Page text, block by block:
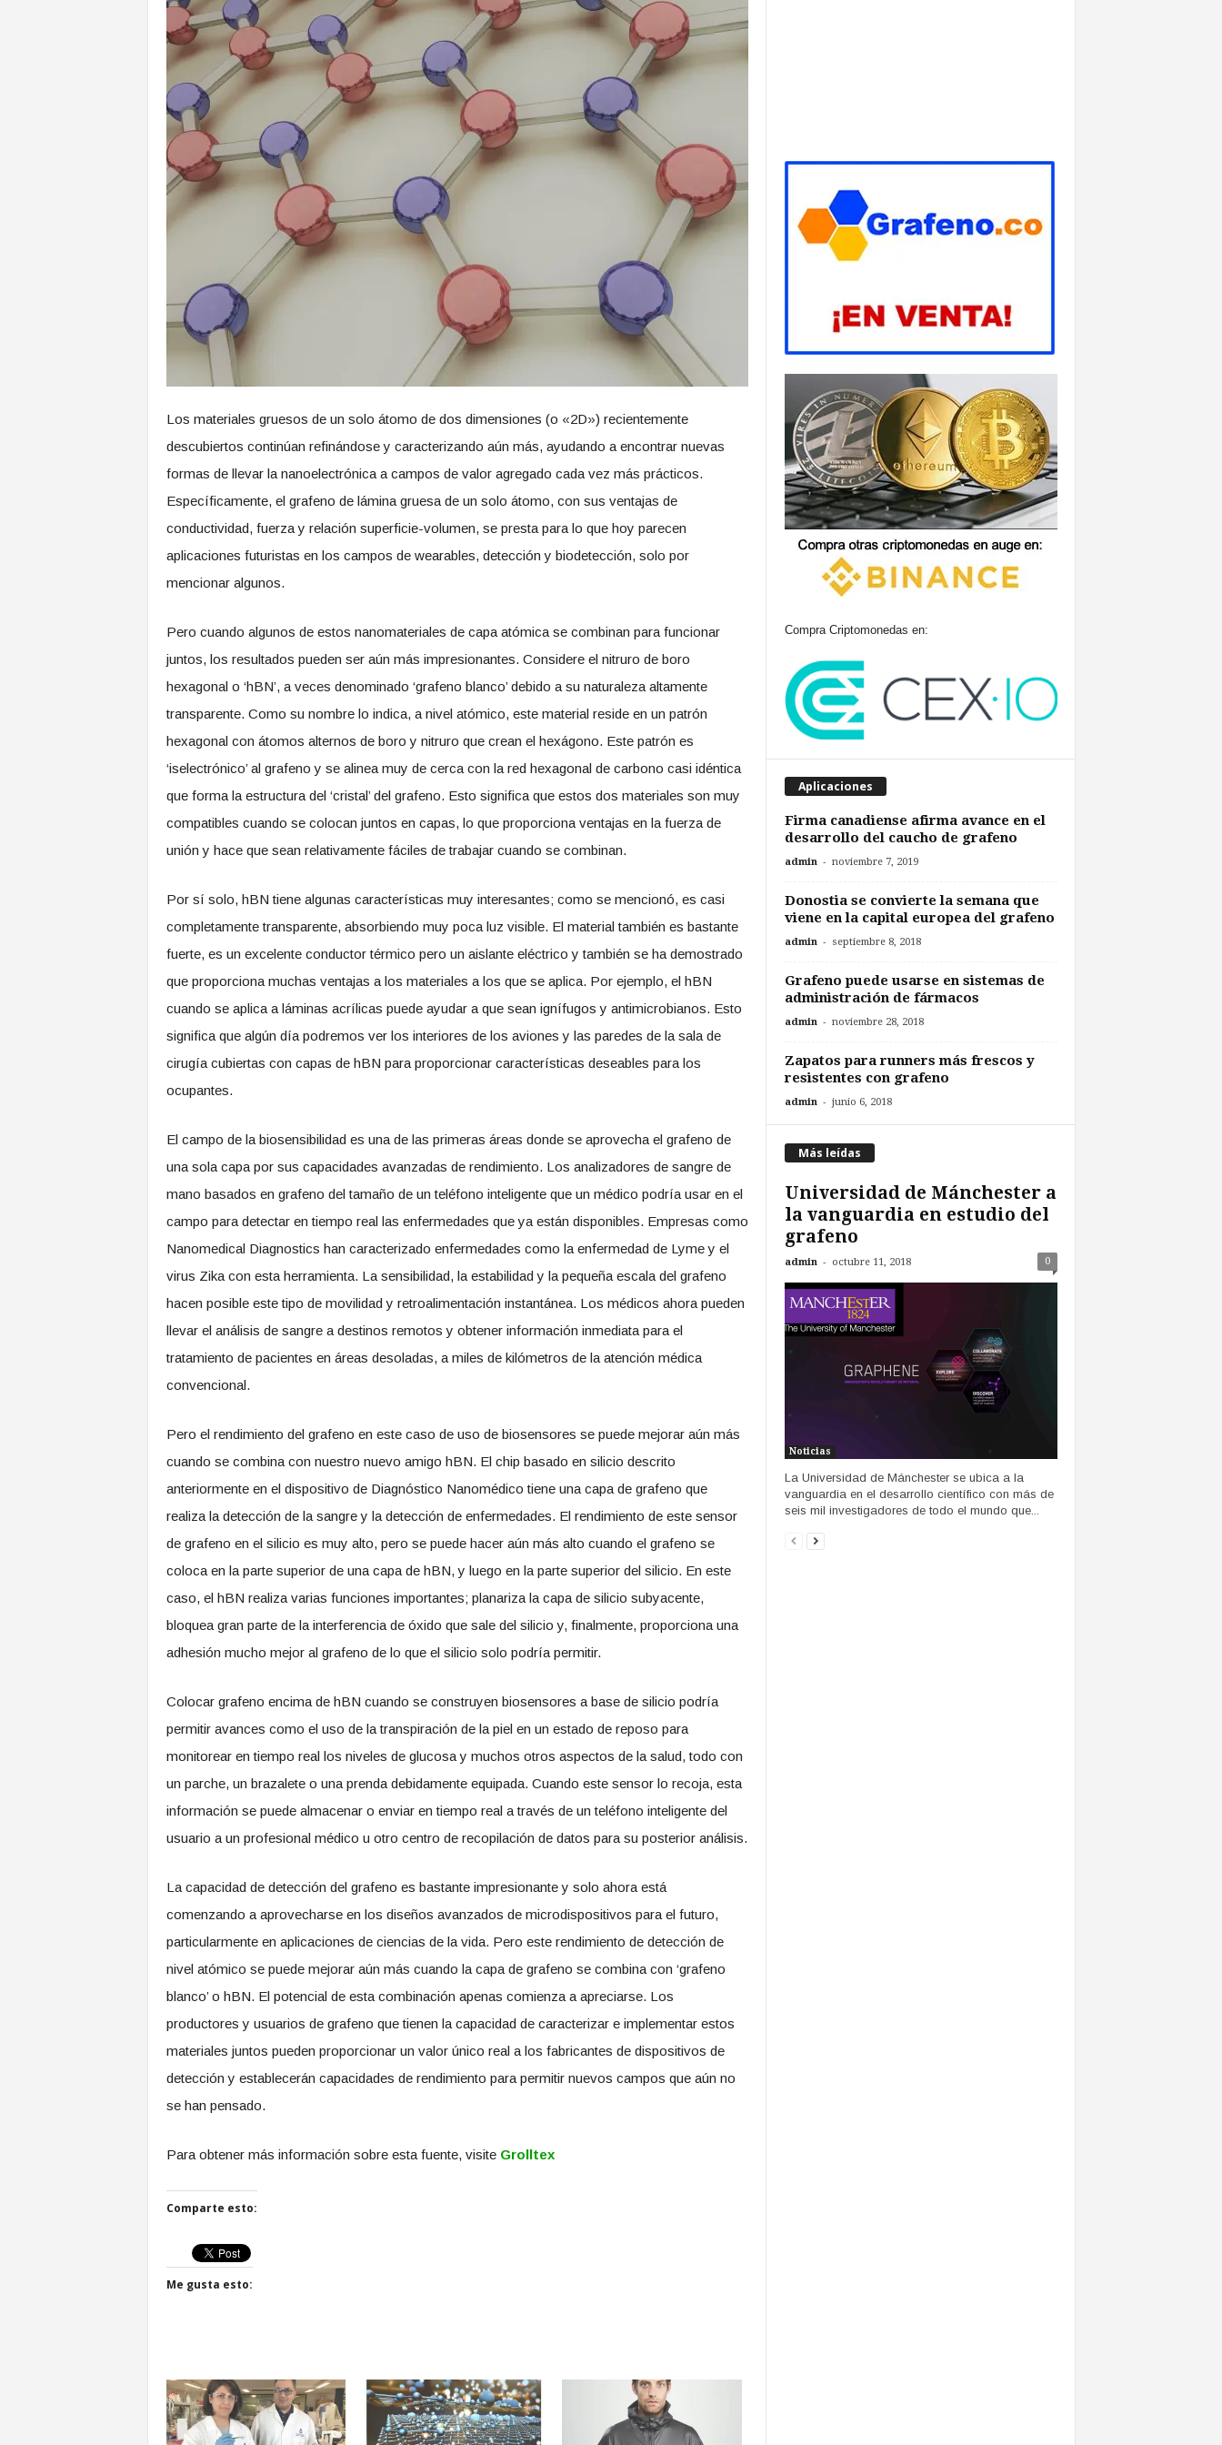
Los materiales gruesos de un solo átomo de dos dimensiones (o «2D») recientemente
descubiertos continúan refinándose y caracterizando aún más, ayudando a encontrar nuevas
formas de llevar la nanoelectrónica a campos de valor agregado cada vez más prácticos.
Específicamente, el grafeno de lámina gruesa de un solo átomo, con sus ventajas de
conductividad, fuerza y ​​relación superficie-volumen, se presta para lo que hoy parecen
aplicaciones futuristas en los campos de wearables, detección y biodetección, solo por
mencionar algunos.
Pero cuando algunos de estos nanomateriales de capa atómica se combinan para funcionar
juntos, los resultados pueden ser aún más impresionantes. Considere el nitruro de boro
hexagonal o ‘hBN’, a veces denominado ‘grafeno blanco’ debido a su naturaleza altamente
transparente. Como su nombre lo indica, a nivel atómico, este material reside en un patrón
hexagonal con átomos alternos de boro y nitruro que crean el hexágono. Este patrón es
‘iselectrónico’ al grafeno y se alinea muy de cerca con la red hexagonal de carbono casi idéntica
que forma la estructura del ‘cristal’ del grafeno. Esto significa que estos dos materiales son muy
compatibles cuando se colocan juntos en capas, lo que proporciona ventajas en la fuerza de
unión y hace que sean relativamente fáciles de trabajar cuando se combinan.
Por sí solo, hBN tiene algunas características muy interesantes; como se mencionó, es casi
completamente transparente, absorbiendo muy poca luz visible. El material también es bastante
fuerte, es un excelente conductor térmico pero un aislante eléctrico y también se ha demostrado
que proporciona muchas ventajas a los materiales a los que se aplica. Por ejemplo, el hBN
cuando se aplica a láminas acrílicas puede ayudar a que sean ignífugos y antimicrobianos. Esto
significa que algún día podremos ver los interiores de los aviones y las paredes de la sala de
cirugía cubiertas con capas de hBN para proporcionar características deseables para los
ocupantes.
El campo de la biosensibilidad es una de las primeras áreas donde se aprovecha el grafeno de
una sola capa por sus capacidades avanzadas de rendimiento. Los analizadores de sangre de
mano basados ​​en grafeno del tamaño de un teléfono inteligente que un médico podría usar en el
campo para detectar en tiempo real las enfermedades que ya están disponibles. Empresas como
Nanomedical Diagnostics han caracterizado enfermedades como la enfermedad de Lyme y el
virus Zika con esta herramienta. La sensibilidad, la estabilidad y la pequeña escala del grafeno
hacen posible este tipo de movilidad y retroalimentación instantánea. Los médicos ahora pueden
llevar el análisis de sangre a destinos remotos y obtener información inmediata para el
tratamiento de pacientes en áreas desoladas, a miles de kilómetros de la atención médica
convencional.
Pero el rendimiento del grafeno en este caso de uso de biosensores se puede mejorar aún más
cuando se combina con nuestro nuevo amigo hBN. El chip basado en silicio descrito
anteriormente en el dispositivo de Diagnóstico Nanomédico tiene una capa de grafeno que
realiza la detección de la sangre y la detección de enfermedades. El rendimiento de este sensor
de grafeno en el silicio es muy alto, pero se puede hacer aún más alto cuando el grafeno se
coloca en la parte superior de una capa de hBN, y luego en la parte superior del silicio. En este
caso, el hBN realiza varias funciones importantes; planariza la capa de silicio subyacente,
bloquea gran parte de la interferencia de óxido que sale del silicio y, finalmente, proporciona una
adhesión mucho mejor al grafeno de lo que el silicio solo podría permitir.
Colocar grafeno encima de hBN cuando se construyen biosensores a base de silicio podría
permitir avances como el uso de la transpiración de la piel en un estado de reposo para
monitorear en tiempo real los niveles de glucosa y muchos otros aspectos de la salud, todo con
un parche, un brazalete o una prenda debidamente equipada. Cuando este sensor lo recoja, esta
información se puede almacenar o enviar en tiempo real a través de un teléfono inteligente del
usuario a un profesional médico u otro centro de recopilación de datos para su posterior análisis.
La capacidad de detección del grafeno es bastante impresionante y solo ahora está
comenzando a aprovecharse en los diseños avanzados de microdispositivos para el futuro,
particularmente en aplicaciones de ciencias de la vida. Pero este rendimiento de detección de
nivel atómico se puede mejorar aún más cuando la capa de grafeno se combina con ‘grafeno
blanco’ o hBN. El potencial de esta combinación apenas comienza a apreciarse. Los
productores y usuarios de grafeno que tienen la capacidad de caracterizar e implementar estos
materiales juntos pueden proporcionar un valor único real a los fabricantes de dispositivos de
detección y establecerán capacidades de rendimiento para permitir nuevos campos que aún no
se han pensado.
Para obtener más información sobre esta fuente, visite Grolltex
Comparte esto:
Me gusta esto:
Compra Criptomonedas en:
Aplicaciones
Firma canadiense afirma avance en el
desarrollo del caucho de grafeno
admin - noviembre 7, 2019
Donostia se convierte la semana que
viene en la capital europea del grafeno
admin - septiembre 8, 2018
Grafeno puede usarse en sistemas de
administración de fármacos
admin - noviembre 28, 2018
Zapatos para runners más frescos y
resistentes con grafeno
admin - junio 6, 2018
Más leídas
Universidad de Mánchester a
la vanguardia en estudio del
grafeno
admin - octubre 11, 2018 0
Noticias
La Universidad de Mánchester se ubica a la
vanguardia en el desarrollo científico con más de
seis mil investigadores de todo el mundo que...